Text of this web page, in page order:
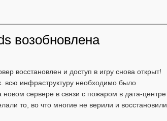
возобновлена
восстановлен и доступ в игру снова открыт!
всю инфраструктуру необходимо было
сервере в связи с пожаром в дата-центре
то, во что многие не верили и восстановили